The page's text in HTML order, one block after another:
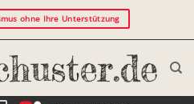
ohne Ihre Unterstützung